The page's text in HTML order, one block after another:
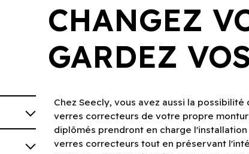
CHANGEZ
GARDEZ
Chez Seecly, vous avez aussi la possibilité
verres correcteurs de votre propre
diplômés prendront en charge
verres correcteurs tout en préservant